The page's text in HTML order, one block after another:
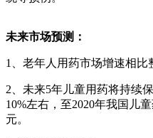
未来市场预测：
1、老年人用药市场增速相比
2、未来5年儿童用药将持续
10%左右，至2020年我国儿
元。